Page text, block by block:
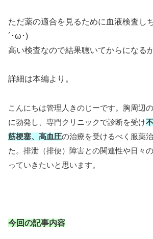
ただ薬の適合を見るために血液検査し
´･ω･)
高い検査なので結果聴いてからになる
詳細は本編より。
こんにちは管理人きのじーです。胸周辺
に勃発し、専門クリニックで診断を受け
筋梗塞、高血圧の治療を受けるべく服薬
た。排泄（排便）障害との関連性や日々
っていきたいと思います。
今回の記事内容